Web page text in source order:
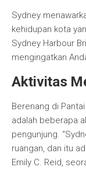
Sydney
kehidupan kota
Sydney Harbour
mengingatkan
Aktivitas
Berenang di
adalah beberapa
pengunjung.
ruangan, dan itu
Emily C. Reid,